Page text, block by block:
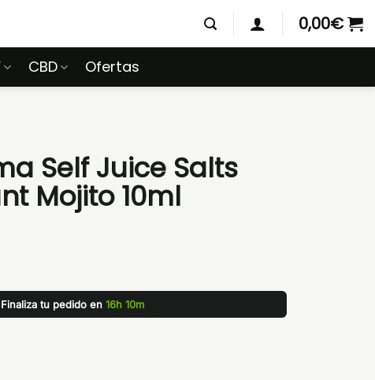
0,00€
CBD Ofertas
Self Juice Salts
Mojito 10ml
Finaliza tu pedido en 16h 10m